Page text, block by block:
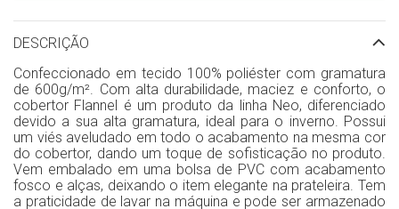
DESCRIÇÃO
Confeccionado em tecido 100% poliéster com gramatura
de 600g/m². Com alta durabilidade, maciez e conforto, o
cobertor Flannel é um produto da linha Neo, diferenciado
devido a sua alta gramatura, ideal para o inverno. Possui
um viés aveludado em todo o acabamento na mesma cor
do cobertor, dando um toque de sofisticação no produto.
Vem embalado em uma bolsa de PVC com acabamento
fosco e alças, deixando o item elegante na prateleira. Tem
a praticidade de lavar na máquina e pode ser armazenado